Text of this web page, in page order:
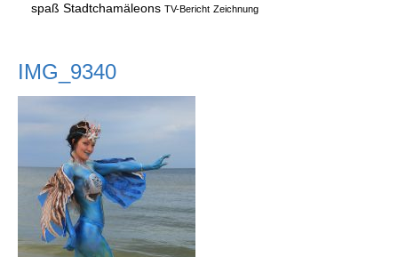
spaß Stadtchamäleons TV-Bericht Zeichnung
IMG_9340